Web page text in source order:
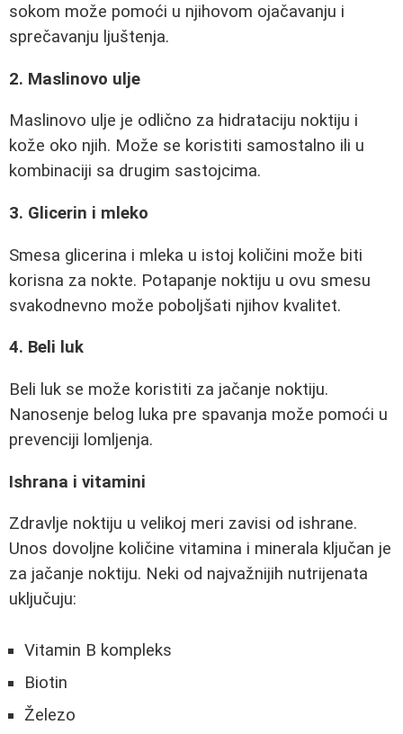
sokom može pomoći u njihovom ojačavanju i
sprečavanju ljuštenja.
2. Maslinovo ulje
Maslinovo ulje je odlično za hidrataciju noktiju i
kože oko njih. Može se koristiti samostalno ili u
kombinaciji sa drugim sastojcima.
3. Glicerin i mleko
Smesa glicerina i mleka u istoj količini može biti
korisna za nokte. Potapanje noktiju u ovu smesu
svakodnevno može poboljšati njihov kvalitet.
4. Beli luk
Beli luk se može koristiti za jačanje noktiju.
Nanosenje belog luka pre spavanja može pomoći u
prevenciji lomljenja.
Ishrana i vitamini
Zdravlje noktiju u velikoj meri zavisi od ishrane.
Unos dovoljne količine vitamina i minerala ključan je
za jačanje noktiju. Neki od najvažnijih nutrijenata
uključuju:
Vitamin B kompleks
Biotin
Železo